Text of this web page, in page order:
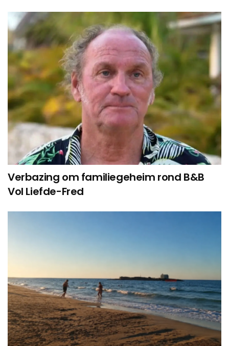
Verbazing om familiegeheim rond B&B
Vol Liefde-Fred